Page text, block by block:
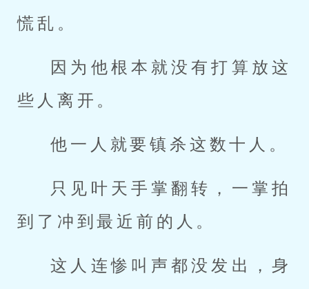
慌乱。
因为他根本就没有打算放这
些人离开。
他一人就要镇杀这数十人。
只见叶天手掌翻转，一掌拍
到了冲到最近前的人。
这人连惨叫声都没发出，身